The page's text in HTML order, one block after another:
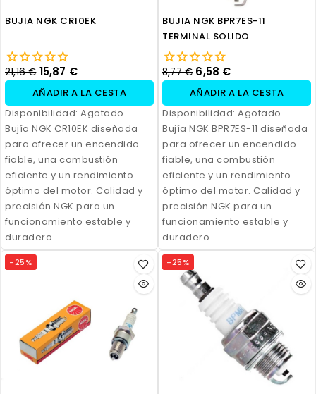
BUJIA NGK CR10EK
21,16 € 15,87 €
AÑADIR A LA CESTA
Disponibilidad: Agotado
Bujía NGK CR10EK diseñada
para ofrecer un encendido
fiable, una combustión
eficiente y un rendimiento
óptimo del motor. Calidad y
precisión NGK para un
funcionamiento estable y
duradero.
BUJIA NGK BPR7ES-11
TERMINAL SOLIDO
8,77 € 6,58 €
AÑADIR A LA CESTA
Disponibilidad: Agotado
Bujía NGK BPR7ES-11 diseñada
para ofrecer un encendido
fiable, una combustión
eficiente y un rendimiento
óptimo del motor. Calidad y
precisión NGK para un
funcionamiento estable y
duradero.
-25% -25%